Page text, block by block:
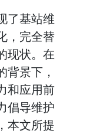
了基站维
，完全替
现状。在
背景下，
和应用前
倡导维护
本文所提